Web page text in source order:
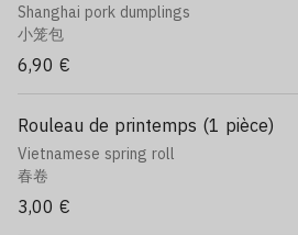
Shanghai pork dumplings
小笼包
6,90 €
Rouleau de printemps (1 pièce)
Vietnamese spring roll
春卷
3,00 €